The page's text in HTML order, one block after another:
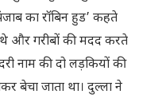
का रॉबिन हुड’ कहते
थे और गरीबों की मदद करते
नाम की दो लड़कियों की
बेचा जाता था। दुल्ला ने